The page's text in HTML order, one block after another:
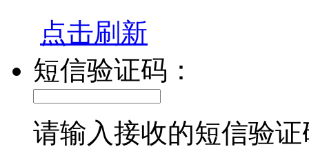
点击刷新
短信验证码：
请输入接收的短信验证